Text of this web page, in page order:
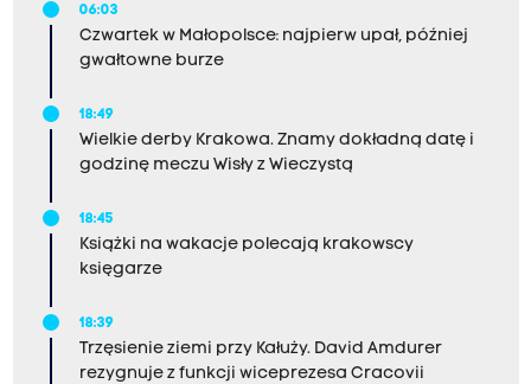
06:03
Czwartek w Małopolsce: najpierw upał, później
gwałtowne burze
18:49
Wielkie derby Krakowa. Znamy dokładną datę i
godzinę meczu Wisły z Wieczystą
18:45
Książki na wakacje polecają krakowscy
księgarze
18:39
Trzęsienie ziemi przy Kałuży. David Amdurer
rezygnuje z funkcji wiceprezesa Cracovii